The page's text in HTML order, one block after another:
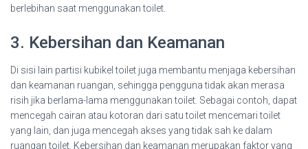
berlebihan saat menggunakan toilet.
3. Kebersihan dan Keamanan
Di sisi lain partisi kubikel toilet juga membantu menjaga kebersihan
dan keamanan ruangan, sehingga pengguna tidak akan merasa
risih jika berlama-lama menggunakan toilet. Sebagai contoh, dapat
mencegah cairan atau kotoran dari satu toilet mencemari toilet
yang lain, dan juga mencegah akses yang tidak sah ke dalam
ruangan toilet. Kebersihan dan keamanan merupakan faktor yang